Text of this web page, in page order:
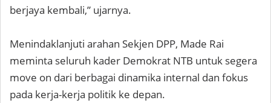
berjaya kembali,” ujarnya.
Menindaklanjuti arahan Sekjen DPP, Made Rai
meminta seluruh kader Demokrat NTB untuk segera
move on dari berbagai dinamika internal dan fokus
pada kerja-kerja politik ke depan.